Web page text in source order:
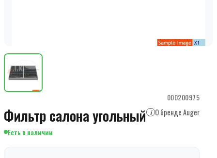
000200975
Фильтр салона угольный i О бренде Auger
Есть в наличии